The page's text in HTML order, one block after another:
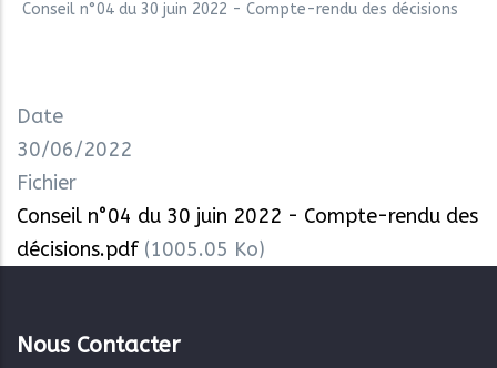
Conseil n°04 du 30 juin 2022 - Compte-rendu des décisions
Date
30/06/2022
Fichier
Conseil n°04 du 30 juin 2022 - Compte-rendu des
décisions.pdf (1005.05 Ko)
Nous Contacter